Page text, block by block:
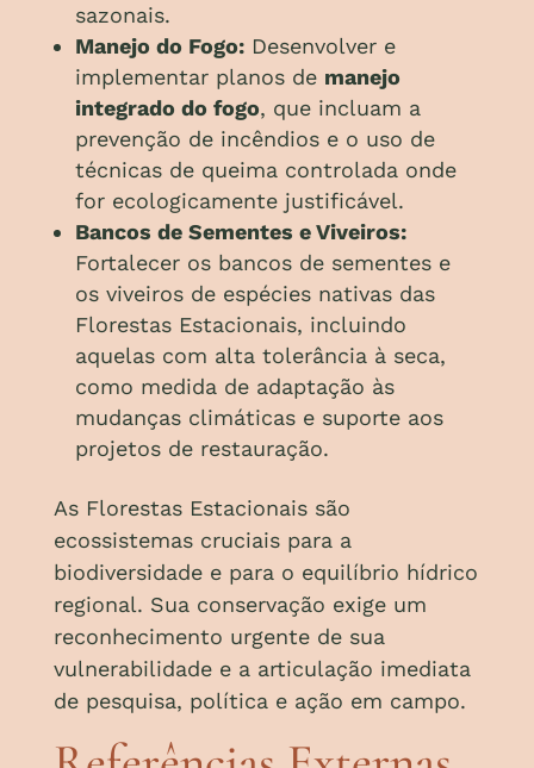
sazonais.
Manejo do Fogo:Desenvolver e
implementar planos de manejo
integrado do fogo, que incluam a
prevenção de incêndios e o uso de
técnicas de queima controlada onde
for ecologicamente justificável.
Bancos de Sementes e Viveiros:
Fortalecer os bancos de sementes e
os viveiros de espécies nativas das
Florestas Estacionais, incluindo
aquelas com alta tolerância à seca,
como medida de adaptação às
mudanças climáticas e suporte aos
projetos de restauração.
As Florestas Estacionais são
ecossistemas cruciais para a
biodiversidade e para o equilíbrio hídrico
regional. Sua conservação exige um
reconhecimento urgente de sua
vulnerabilidade e a articulação imediata
de pesquisa, política e ação em campo.